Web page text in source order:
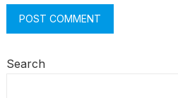
Search